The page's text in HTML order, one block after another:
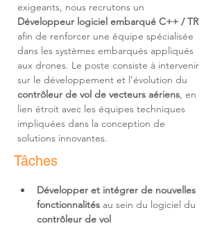
exigeants, nous recrutons un
Développeur logiciel embarqué C++ / TR
afin de renforcer une équipe spécialisée
dans les systèmes embarqués appliqués
aux drones. Le poste consiste à intervenir
sur le développement et l’évolution du
contrôleur de vol de vecteurs aériens, en
lien étroit avec les équipes techniques
impliquées dans la conception de
solutions innovantes.
Tâches
Développer et intégrer de nouvelles
fonctionnalités au sein du logiciel du
contrôleur de vol